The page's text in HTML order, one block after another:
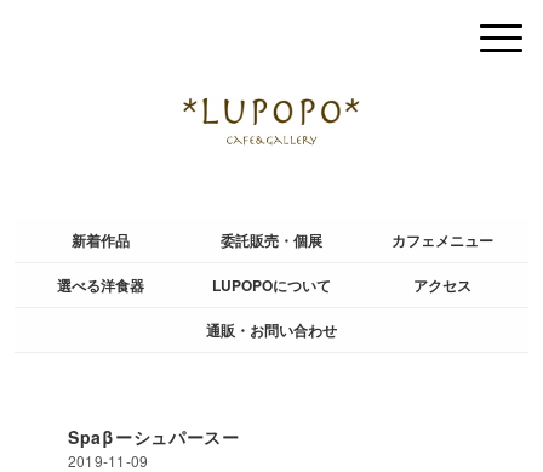
新着作品 委託販売・個展 カフェメニュー
選べる洋食器 LUPOPOについて アクセス
通販・お問い合わせ
Spaβーシュパースー
2019-11-09